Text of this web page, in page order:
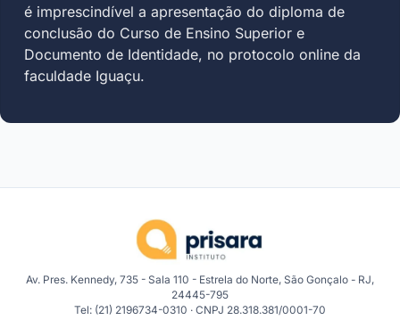
é imprescindível a apresentação do diploma de
conclusão do Curso de Ensino Superior e
Documento de Identidade, no protocolo online da
faculdade Iguaçu.
Av. Pres. Kennedy, 735 - Sala 110 - Estrela do Norte, São Gonçalo - RJ,
24445-795
Tel: (21) 2196734-0310 · CNPJ 28.318.381/0001-70